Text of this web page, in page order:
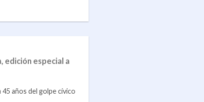
edición especial a
45 años del golpe cívico